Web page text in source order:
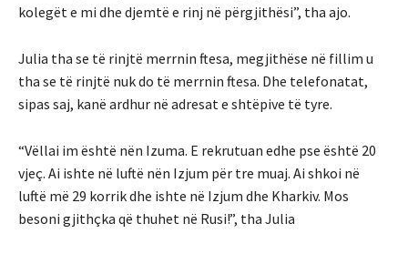
kolegët e mi dhe djemtë e rinj në përgjithësi”, tha ajo.
Julia tha se të rinjtë merrnin ftesa, megjithëse në fillim u
tha se të rinjtë nuk do të merrnin ftesa. Dhe telefonatat,
sipas saj, kanë ardhur në adresat e shtëpive të tyre.
“Vëllai im është nën Izuma. E rekrutuan edhe pse është 20
vjeç. Ai ishte në luftë nën Izjum për tre muaj. Ai shkoi në
luftë më 29 korrik dhe ishte në Izjum dhe Kharkiv. Mos
besoni gjithçka që thuhet në Rusi!”, tha Julia